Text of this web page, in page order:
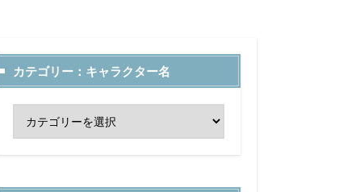
カテゴリー：キャラクター名